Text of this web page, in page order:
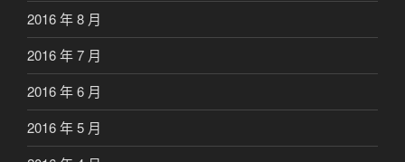
2016 年 8 月
2016 年 7 月
2016 年 6 月
2016 年 5 月